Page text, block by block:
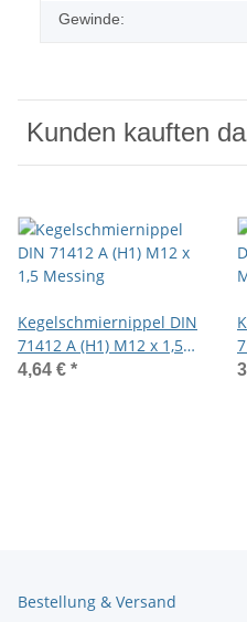
Gewinde:
Kunden kauften
Kegelschmiernippel DIN
71412 A (H1) M12 x 1,5
Messing
4,64 € *
Bestellung & Versand